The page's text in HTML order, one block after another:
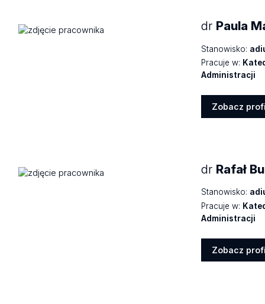
dr Paula
Stanowisko:
Pracuje w:
Administracji
Zobacz
dr Rafał
Stanowisko:
Pracuje w:
Administracji
Zobacz